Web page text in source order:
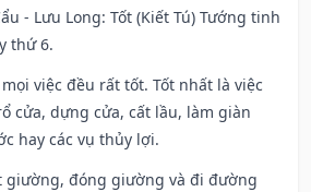
- Lưu Long: Tốt (Kiết Tú) Tướng tinh
thứ 6.
việc đều rất tốt. Tốt nhất là việc
cửa, dựng cửa, cất lầu, làm giàn
hay các vụ thủy lợi.
giường, đóng giường và đi đường